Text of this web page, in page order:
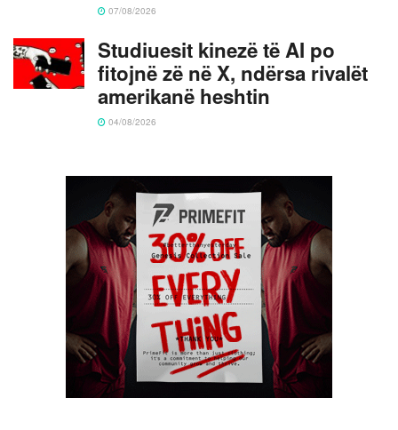
07/08/2026
Studiuesit kinezë të AI po
fitojnë zë në X, ndërsa rivalët
amerikanë heshtin
04/08/2026